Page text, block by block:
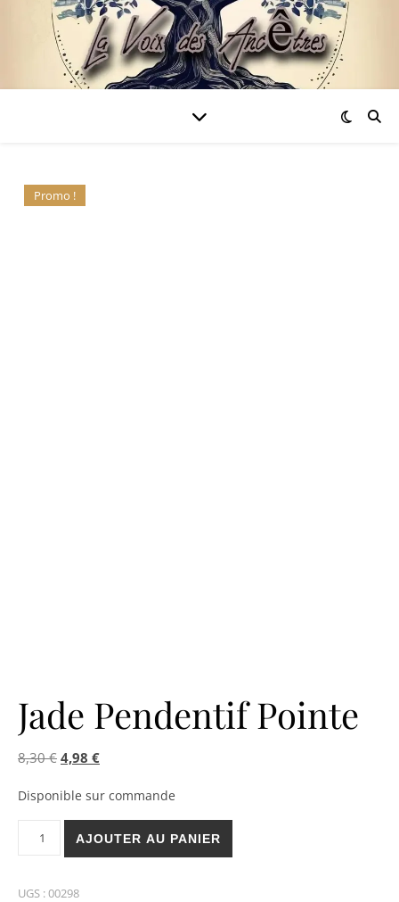
Promo !
Jade Pendentif Pointe
8,30€ Le prix initial était : 8,30 €.
4,98 €Le prix actuel est : 4,98 €.
Disponible sur commande
AJOUTER AU PANIER
UGS :00298